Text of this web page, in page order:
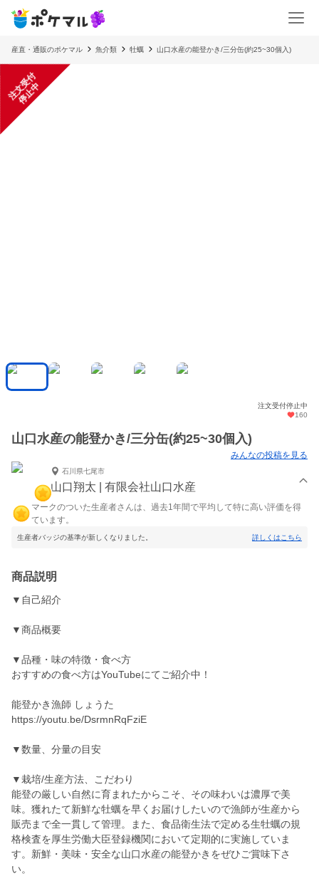
産直・通販のポケマル 魚介類 牡蠣 山口水産の能登かき/三分缶(約25~30個入)
注
文
受
付
停
止
中
注文受付停止中
160
山口水産の能登かき/三分缶(約25~30個入)
みんなの投稿を見る
石川県七尾市
山口翔太 | 有限会社山口水産
マークのついた生産者さんは、過去1年間で平均して特に高い評価を得
ています。
生産者バッジの基準が新しくなりました。 詳しくはこちら
商品説明
▼自己紹介
▼商品概要
▼品種・味の特徴・食べ方
おすすめの食べ方はYouTubeにてご紹介中！
能登かき漁師 しょうた
https://youtu.be/DsrmnRqFziE
▼数量、分量の目安
▼栽培/生産方法、こだわり
能登の厳しい自然に育まれたからこそ、その味わいは濃厚で美
味。獲れたて新鮮な牡蠣を早くお届けしたいので漁師が生産から
販売まで全一貫して管理。また、食品衛生法で定める生牡蠣の規
格検査を厚生労働大臣登録機関において定期的に実施していま
す。新鮮・美味・安全な山口水産の能登かきをぜひご賞味下さ
い。